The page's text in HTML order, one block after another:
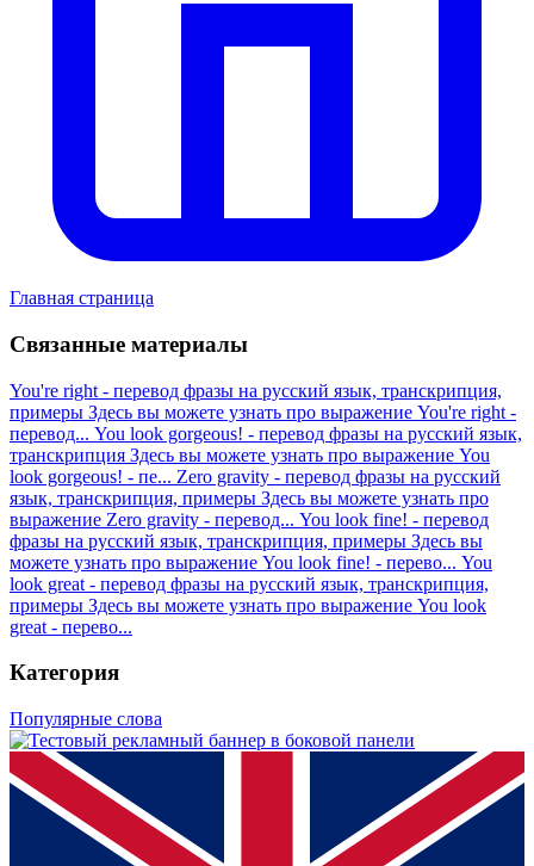
Главная страница
Связанные материалы
You're right - перевод фразы на русский язык, транскрипция,
примеры Здесь вы можете узнать про выражение You're right -
перевод... You look gorgeous! - перевод фразы на русский язык,
транскрипция Здесь вы можете узнать про выражение You
look gorgeous! - пе... Zero gravity - перевод фразы на русский
язык, транскрипция, примеры Здесь вы можете узнать про
выражение Zero gravity - перевод... You look fine! - перевод
фразы на русский язык, транскрипция, примеры Здесь вы
можете узнать про выражение You look fine! - перево... You
look great - перевод фразы на русский язык, транскрипция,
примеры Здесь вы можете узнать про выражение You look
great - перево...
Категория
Популярные слова